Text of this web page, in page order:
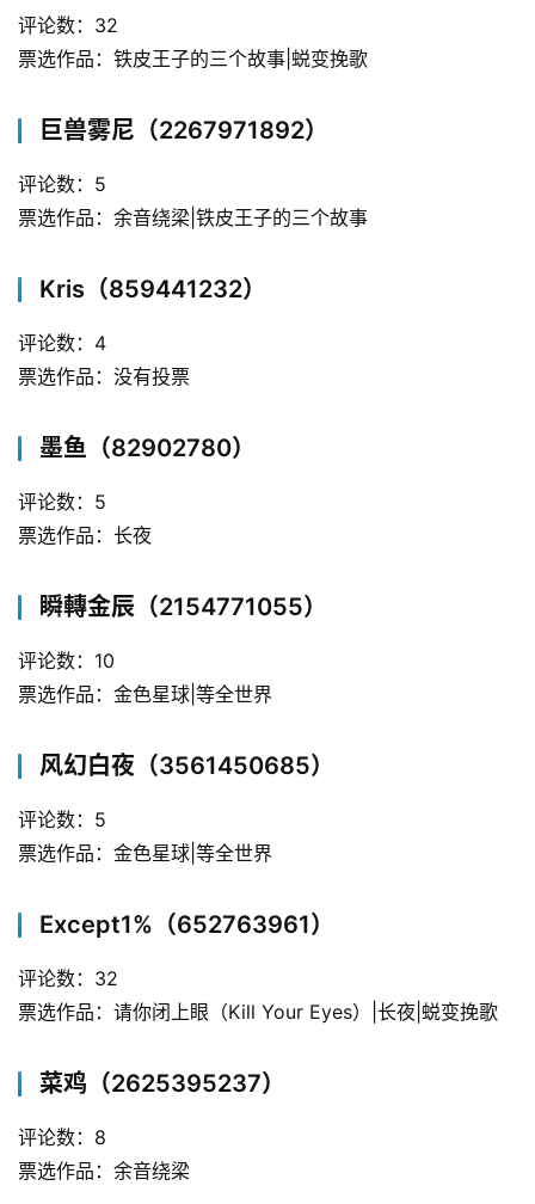
评论数：32
票选作品：铁皮王子的三个故事|蜕变挽歌
巨兽雾尼（2267971892）
评论数：5
票选作品：余音绕梁|铁皮王子的三个故事
Kris（859441232）
评论数：4
票选作品：没有投票
墨鱼（82902780）
评论数：5
票选作品：长夜
瞬轉金辰（2154771055）
评论数：10
票选作品：金色星球|等全世界
风幻白夜（3561450685）
评论数：5
票选作品：金色星球|等全世界
Except1%（652763961）
评论数：32
票选作品：请你闭上眼（Kill Your Eyes）|长夜|蜕变挽歌
菜鸡（2625395237）
评论数：8
票选作品：余音绕梁